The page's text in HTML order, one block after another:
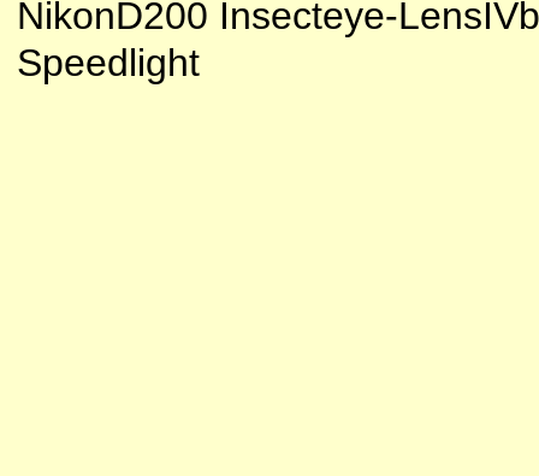
NikonD200 Insecteye-
Speedlight